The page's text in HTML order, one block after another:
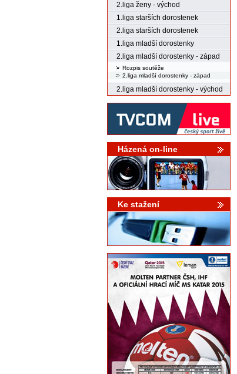
2.liga ženy - východ
1.liga starších dorostenek
2.liga starších dorostenek
1.liga mladší dorostenky
2.liga mladší dorostenky - západ
Rozpis soutěže
2.liga mladší dorostenky - západ
2.liga mladší dorostenky - východ
Házená on-line
Ke stažení